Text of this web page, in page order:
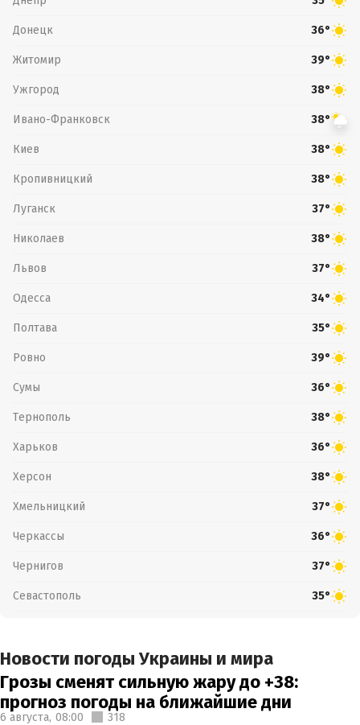
Донецк 36°
Житомир 39°
Ужгород 38°
Ивано-Франковск 38°
Киев 38°
Кропивницкий 38°
Луганск 37°
Николаев 38°
Львов 37°
Одесса 34°
Полтава 35°
Ровно 39°
Сумы 36°
Тернополь 38°
Харьков 36°
Херсон 38°
Хмельницкий 37°
Черкассы 36°
Чернигов 37°
Севастополь 35°
Новости погоды Украины и мира
Грозы сменят сильную жару до +38:
прогноз погоды на ближайшие дни
6 августа, 08:00 318